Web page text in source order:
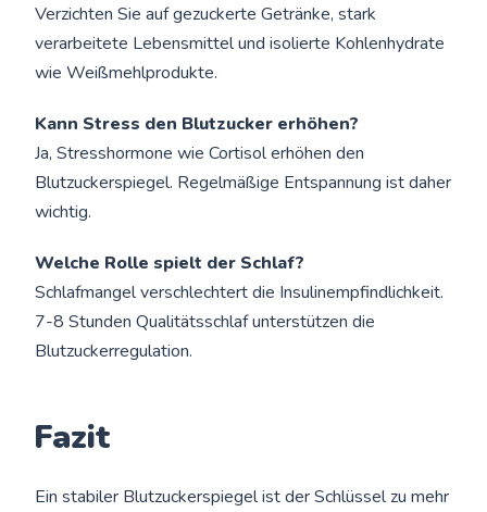
Verzichten Sie auf gezuckerte Getränke, stark
verarbeitete Lebensmittel und isolierte Kohlenhydrate
wie Weißmehlprodukte.
Kann Stress den Blutzucker erhöhen?
Ja, Stresshormone wie Cortisol erhöhen den
Blutzuckerspiegel. Regelmäßige Entspannung ist daher
wichtig.
Welche Rolle spielt der Schlaf?
Schlafmangel verschlechtert die Insulinempfindlichkeit.
7-8 Stunden Qualitätsschlaf unterstützen die
Blutzuckerregulation.
Fazit
Ein stabiler Blutzuckerspiegel ist der Schlüssel zu mehr